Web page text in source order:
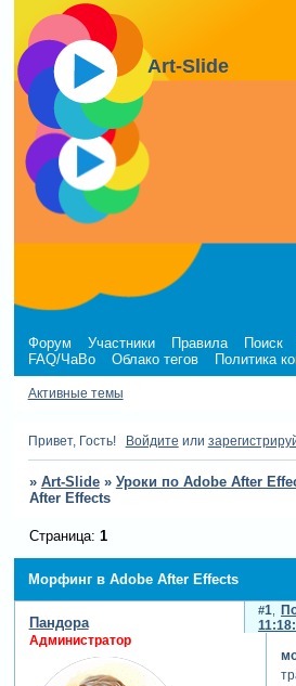
Art-Slide
Форум Участники Правила Поиск
FAQ/ЧаВо
Облако тегов Политика
Активные темы
Привет, Гость! Войдите или
» Art-Slide » Уроки по Adobe After
After Effects
Морфинг в Adobe After Effects
Страница: 1
1
Пандора
Администратор